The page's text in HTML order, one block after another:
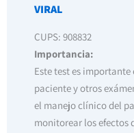
VIRAL
CUPS: 908832
Importancia:
Este test es
paciente y otros
el manejo clínico del
monitorear los